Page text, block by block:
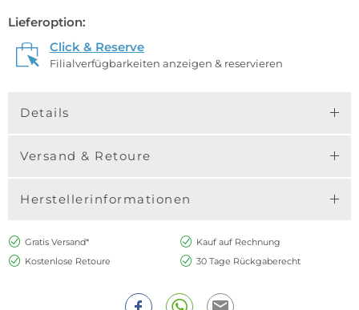
Lieferoption:
Click & Reserve
Filialverfügbarkeiten anzeigen & reservieren
Details
Versand & Retoure
Herstellerinformationen
Gratis Versand*
Kauf auf Rechnung
Kostenlose Retoure
30 Tage Rückgaberecht